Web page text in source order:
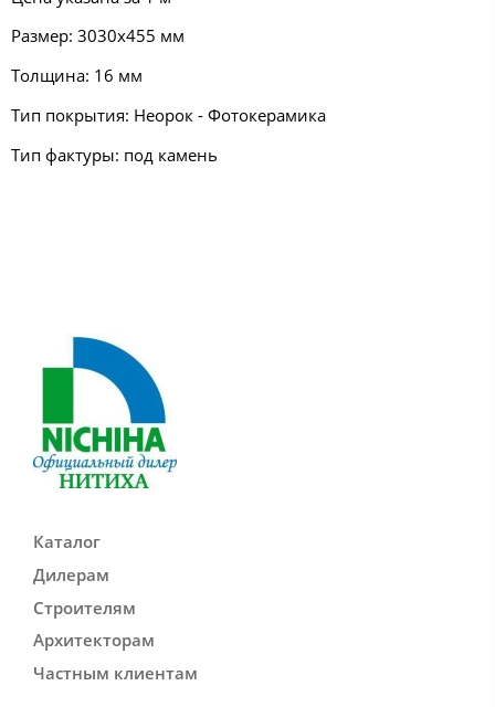
Размер: 3030х455 мм
Толщина: 16 мм
Тип покрытия: Неорок - Фотокерамика
Тип фактуры: под камень
Каталог
Дилерам
Строителям
Архитекторам
Частным клиентам